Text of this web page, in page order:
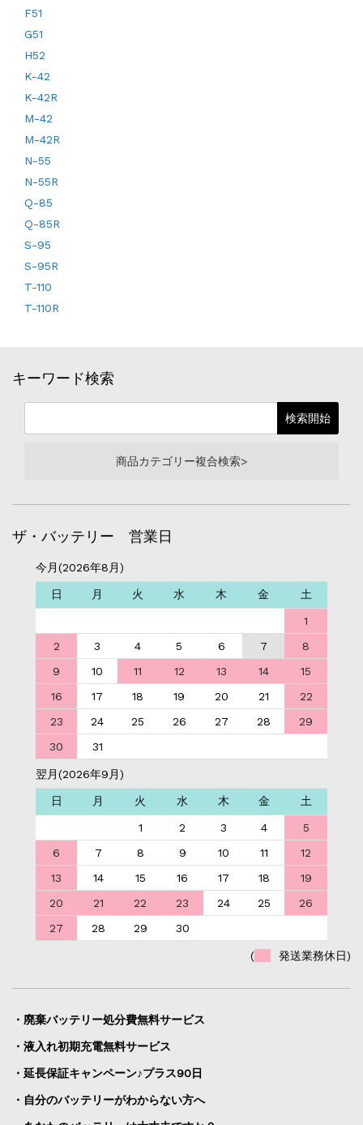
F51
G51
H52
K-42
K-42R
M-42
M-42R
N-55
N-55R
Q-85
Q-85R
S-95
S-95R
T-110
T-110R
キーワード検索
商品カテゴリー複合検索>
ザ・バッテリー 営業日
今月(2026年8月)
日 月 火 水 木 金 土
1
2
3 4 5 6 7
8
9
10 11 12 13 14
15
16
17 18 19 20 21
22
23
24 25 26 27 28
29
30
31
翌月(2026年9月)
日 月 火 水 木 金 土
1 2 3 4
5
6
7 8 9 10 11
12
13
14 15 16 17 18
19
20
21 22 23 24 25
26
27
28 29 30
( 発送業務休日)
・廃棄バッテリー処分費無料サービス
・液入れ初期充電無料サービス
・延長保証キャンペーン♪プラス90日
・自分のバッテリーがわからない方へ